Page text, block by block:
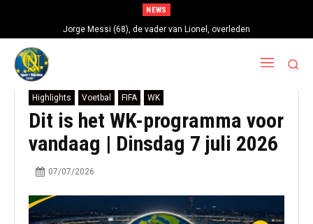
NEWS
Jorge Messi (68), de vader van Lionel, overleden
Highlights Voetbal FIFA WK
Dit is het WK-programma voor
vandaag | Dinsdag 7 juli 2026
07/07/2026